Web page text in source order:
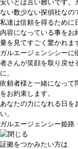
安いとは言い難いです。
ない数少ない探偵社なの
私達は信頼を得るために
内容になっている事をお
量を見てすごく驚かれま
ガルエージェンシシーに
者さんが笑顔を取り戻せ
に。
依頼者様と一緒になって
をお約束します。
あなたの力になれる日を
い。
ガルエージェンシー姫
証拠をつかみたい方は